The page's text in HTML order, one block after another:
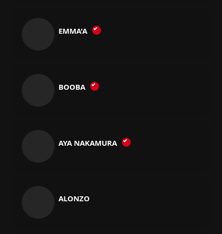
EMMA'A
BOOBA
AYA NAKAMURA
ALONZO